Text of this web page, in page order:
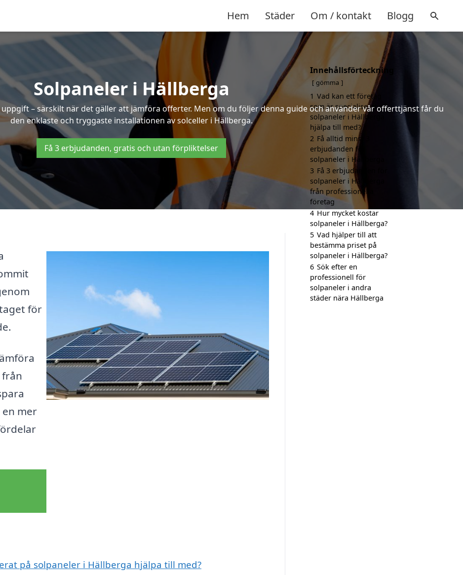
Hem Städer Om / kontakt Blogg
Solpaneler i Hällberga
– särskilt när det gäller att jämföra offerter. Men om du följer denna guide och använder vår offerttjänst får du
den enklaste och tryggaste installationen av solceller i Hällberga.
Få 3 erbjudanden, gratis och utan förpliktelser
för
mer
på solpaneler i Hällberga hjälpa till med?
Innehållsförteckning
gömma
1 Vad kan ett företag
som är specialiserat på
solpaneler i Hällberga
hjälpa till med?
2 Få alltid minst 3
erbjudanden för
solpaneler i Hällberga
3 Få 3 erbjudanden för
solpaneler i Hällberga
från professionella
företag
4 Hur mycket kostar
solpaneler i Hällberga?
5 Vad hjälper till att
bestämma priset på
solpaneler i Hällberga?
6 Sök efter en
professionell för
solpaneler i andra
städer nära Hällberga